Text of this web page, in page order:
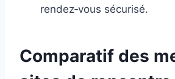
rendez‑vous sécurisé.
Comparatif des